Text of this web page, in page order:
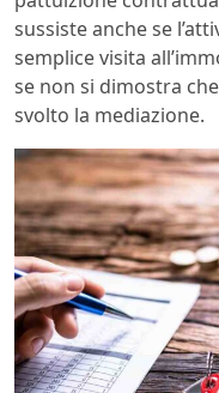
sussiste anche se
semplice visita
se non si dimostra
svolto la mediazione.